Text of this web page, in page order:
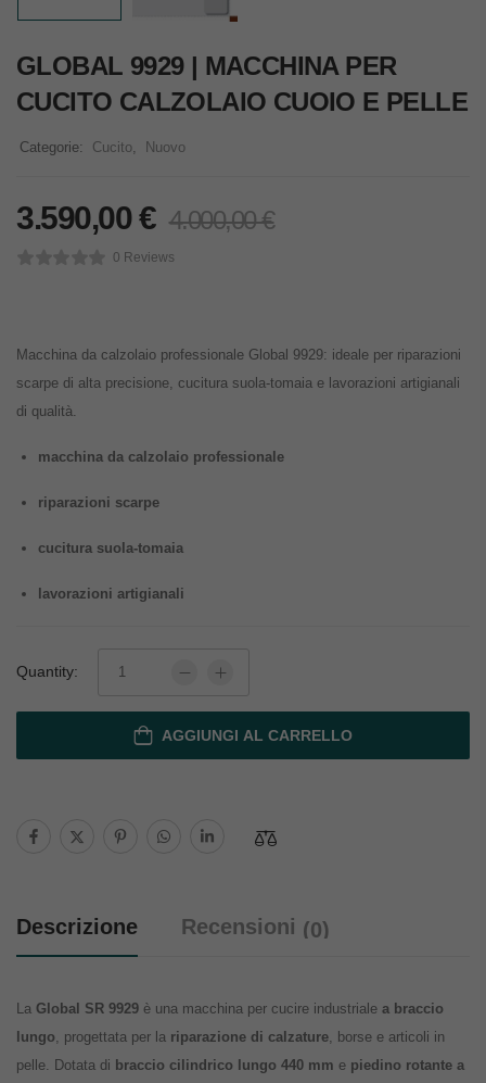
GLOBAL 9929 | MACCHINA PER
CUCITO CALZOLAIO CUOIO E PELLE
Categorie: Cucito Nuovo
3.590,00€ 4.000,00€
0 Reviews
Macchina da calzolaio professionale Global 9929: ideale per riparazioni
scarpe di alta precisione, cucitura suola-tomaia e lavorazioni artigianali
di qualità.
macchina da calzolaio professionale
riparazioni scarpe
cucitura suola-tomaia
lavorazioni artigianali
Quantity:
AGGIUNGI AL CARRELLO
Descrizione Recensioni (0)
La Global SR 9929 è una macchina per cucire industriale a braccio
lungo , progettata per la riparazione di calzature , borse e articoli in
pelle.
Dotata di braccio cilindrico lungo 440 mm e piedino rotante a